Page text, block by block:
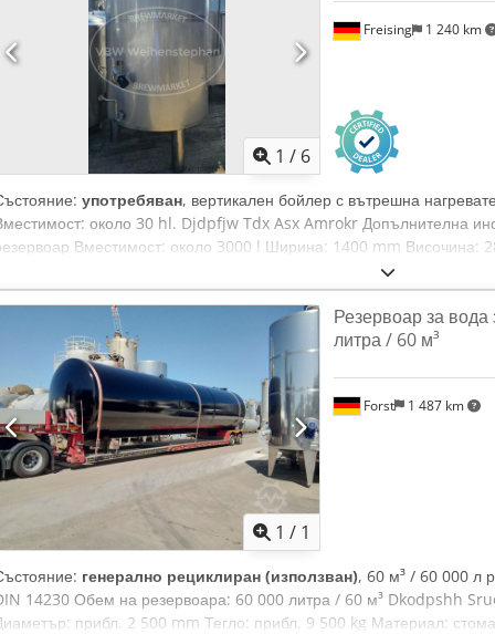
1 / 6
Freising 1 240 km
употребяван, вертикален бойлер с вътрешна
около 30 hl. Djdpfjw Tdx Asx Amrokr Допълнителна
Вместимост: около 3000 l Ширина: 1400 mm Височина:
Положение: свободно стоящ Основна конструкция:
нагревателна серпентина, термометър, изход в
1 / 1
Forst 1 487 km
Резервоар за вода
литра / 60 м³
генерално рециклиран (използван), 60 м³ / 60 000 л
14230 Обем на резервоара: 60 000 литра / 60 м³ Dkodpshh
прибл. 2 500 mm Тегло: прибл. 9 500 kg Материал: